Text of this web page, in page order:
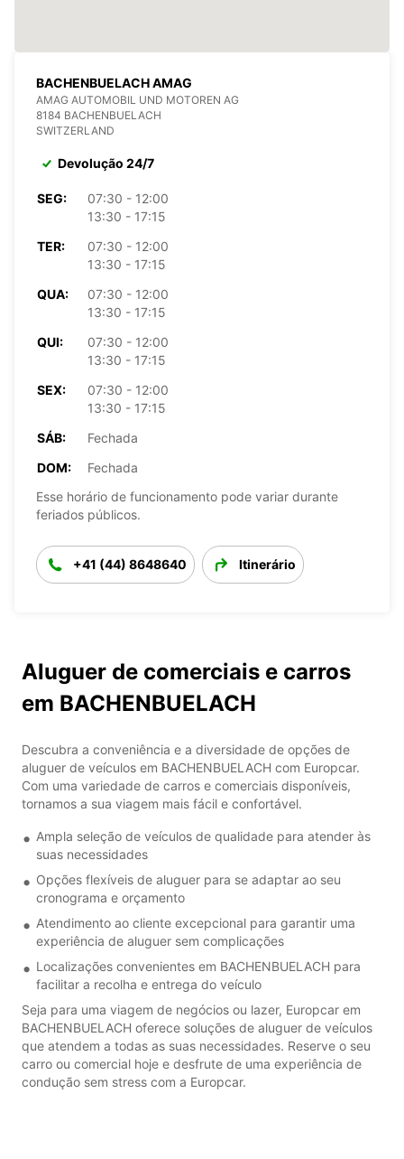
BACHENBUELACH AMAG
AMAG AUTOMOBIL UND MOTOREN AG
8184 BACHENBUELACH
SWITZERLAND
Devolução 24/7
SEG:
07:30 - 12:00
13:30 - 17:15
TER:
07:30 - 12:00
13:30 - 17:15
QUA:
07:30 - 12:00
13:30 - 17:15
QUI:
07:30 - 12:00
13:30 - 17:15
SEX:
07:30 - 12:00
13:30 - 17:15
SÁB:
Fechada
DOM:
Fechada
Esse horário de funcionamento pode variar durante
feriados públicos.
+41 (44) 8648640 Itinerário
Aluguer de comerciais e carros
em BACHENBUELACH
Descubra a conveniência e a diversidade de opções de
aluguer de veículos em BACHENBUELACH com Europcar.
Com uma variedade de carros e comerciais disponíveis,
tornamos a sua viagem mais fácil e confortável.
Ampla seleção de veículos de qualidade para atender às
suas necessidades
Opções flexíveis de aluguer para se adaptar ao seu
cronograma e orçamento
Atendimento ao cliente excepcional para garantir uma
experiência de aluguer sem complicações
Localizações convenientes em BACHENBUELACH para
facilitar a recolha e entrega do veículo
Seja para uma viagem de negócios ou lazer, Europcar em
BACHENBUELACH oferece soluções de aluguer de veículos
que atendem a todas as suas necessidades. Reserve o seu
carro ou comercial hoje e desfrute de uma experiência de
condução sem stress com a Europcar.